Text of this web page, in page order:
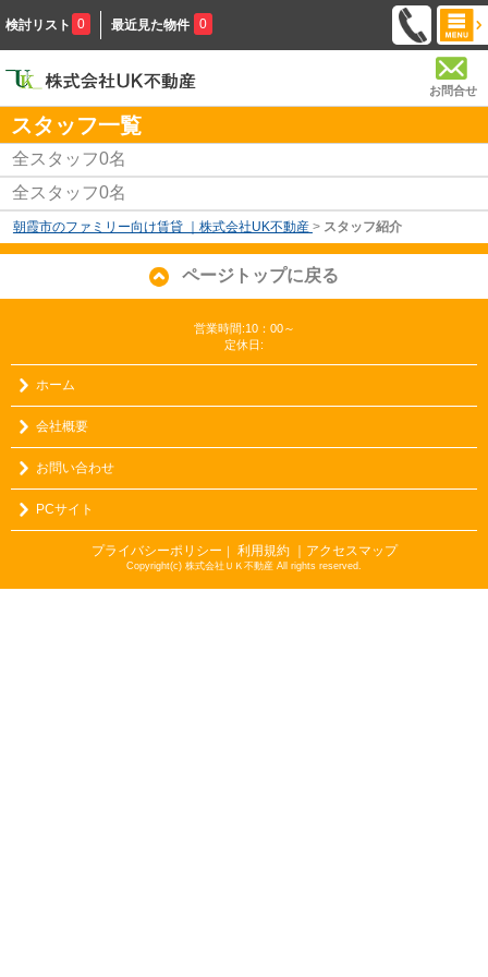
検討リスト 0 最近見た物件 0
お問合せ
スタッフ一覧
全スタッフ0名
全スタッフ0名
朝霞市のファミリー向け賃貸 ｜株式会社UK不動産 > スタッフ紹介
ページトップに戻る
営業時間:10：00～
定休日:
ホーム
会社概要
お問い合わせ
PCサイト
プライバシーポリシー ｜ 利用規約 ｜アクセスマップ
Copyright(c) 株式会社ＵＫ不動産 All rights reserved.